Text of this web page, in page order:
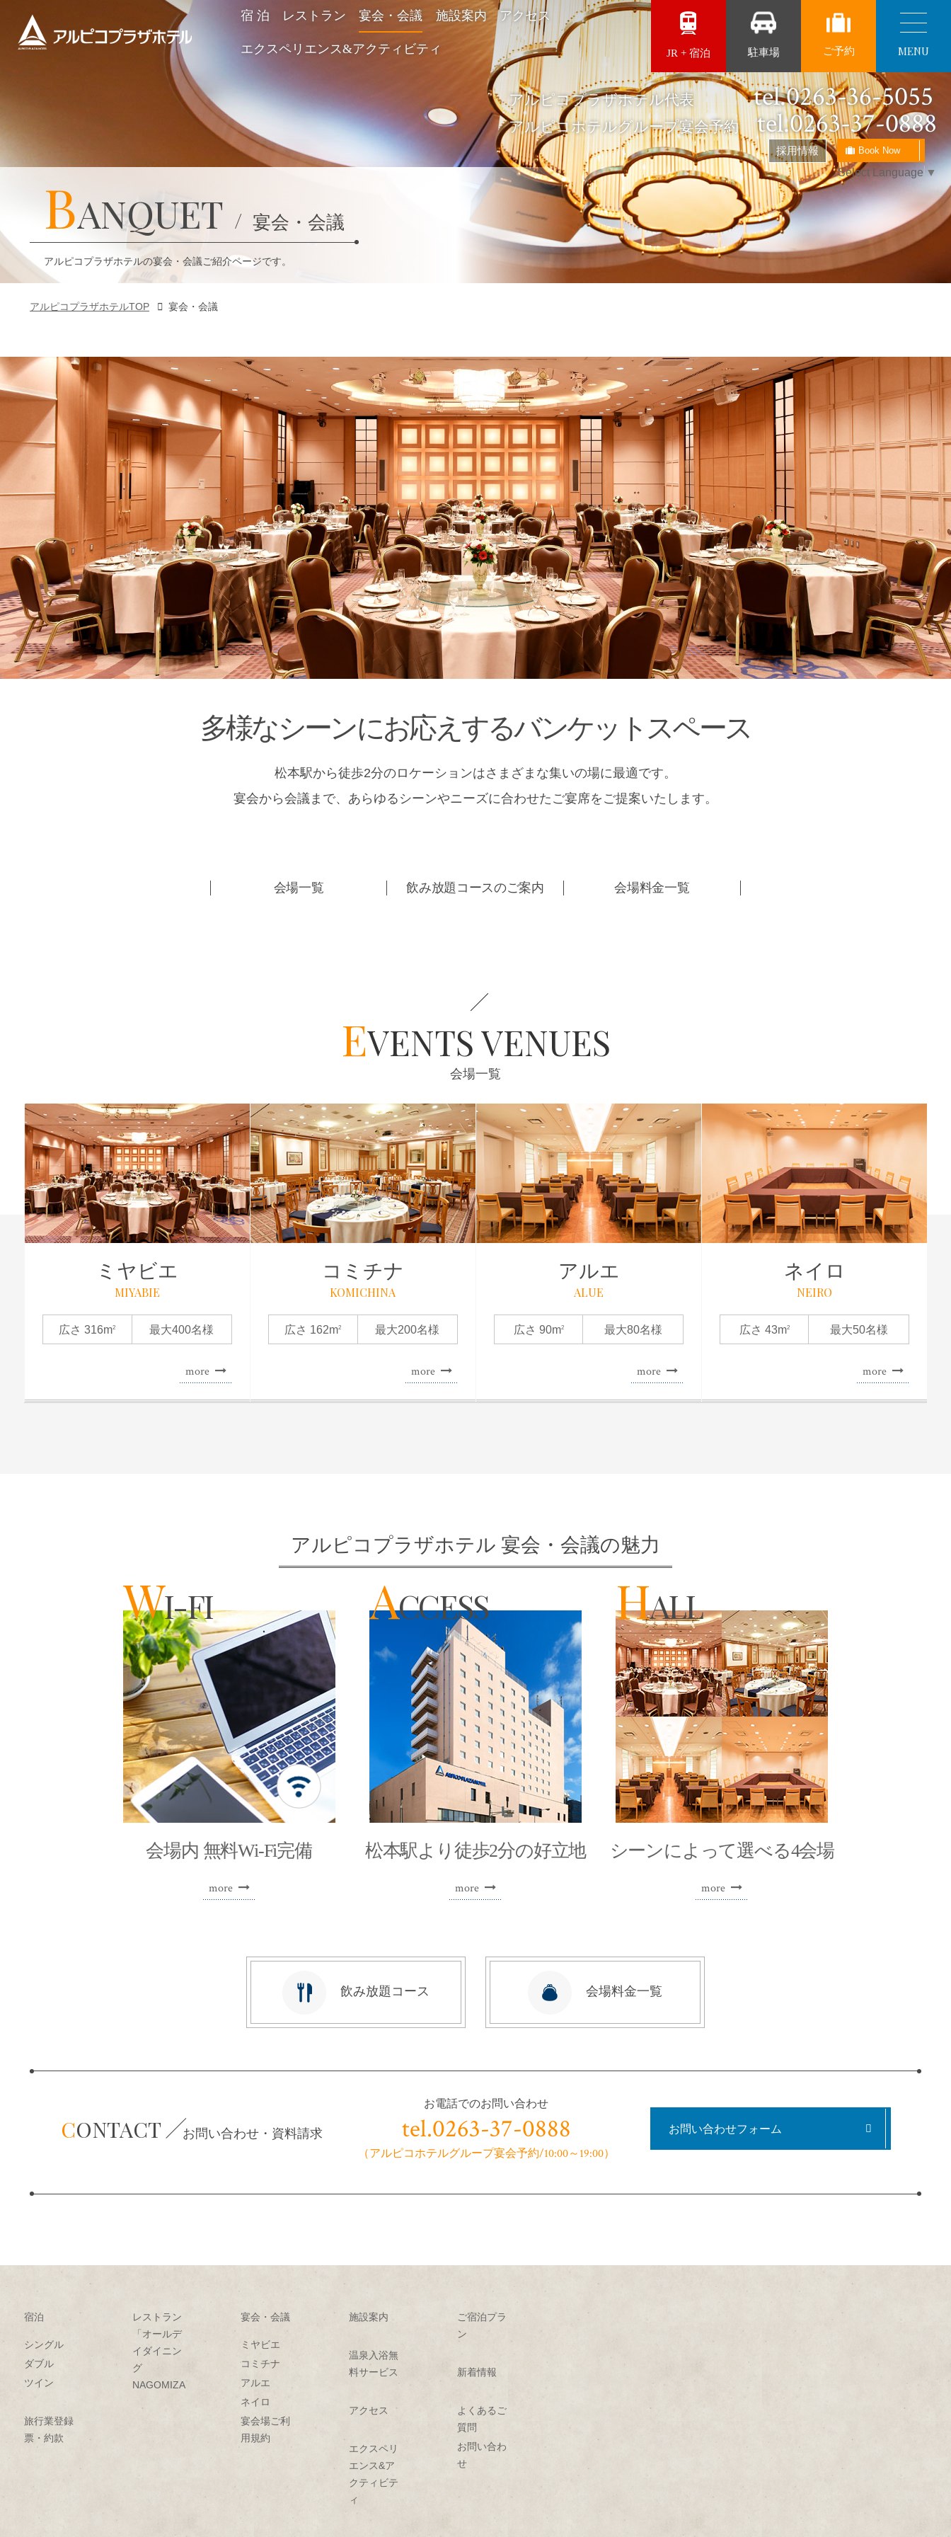
宿 泊 レストラン 宴会・会議 施設案内 アクセス
エクスペリエンス&アクティビティ
アルピコプラザホテル代表tel.0263-36-5055
アルピコホテルグループ宴会予約tel.0263-37-0888
採用情報 Book Now
Select Language▼
JR + 宿泊 駐車場 ご予約 MENU
アルピコプラザホテルの宴会・会議ご紹介ページです。
BANQUET 宴会・会議
アルピコプラザホテルTOP 宴会・会議
多様なシーンにお応えするバンケットスペース
松本駅から徒歩2分のロケーションはさまざまな集いの場に最適です。
宴会から会議まで、あらゆるシーンやニーズに合わせたご宴席をご提案いたします。
会場一覧 飲み放題コースのご案内 会場料金一覧
EVENTS VENUES
会場一覧
ミヤビエ
MIYABIE
広さ 316m2 最大400名様
more
コミチナ
KOMICHINA
広さ 162m2 最大200名様
more
アルエ
ALUE
広さ 90m2 最大80名様
more
ネイロ
NEIRO
広さ 43m2 最大50名様
more
アルピコプラザホテル 宴会・会議の魅力
WI-FI
会場内 無料Wi-Fi完備
more
ACCESS
松本駅より 徒歩2分の好立地
more
HALL
シーンによって選べる4会場
more
飲み放題コース 会場料金一覧
CONTACT お問い合わせ・資料請求
お電話でのお問い合わせ
tel.0263-37-0888
（アルピコホテルグループ宴会予約/10:00～19:00）
お問い合わせフォーム
宿泊
シングル
ダブル
ツイン
旅行業登録
票・約款
レストラン
「オールデ
イダイニン
グ
NAGOMIZA」
宴会・会議
ミヤビエ
コミチナ
アルエ
ネイロ
宴会場ご利
用規約
施設案内
温泉入浴無
料サービス
アクセス
エクスペリ
エンス&ア
クティビテ
ィ
ご宿泊プラ
ン
新着情報
よくあるご
質問
お問い合わ
せ